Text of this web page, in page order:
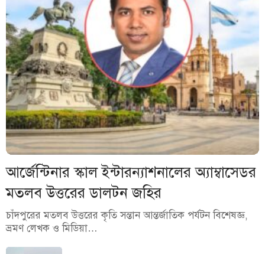
আর্জেন্টিনার স্কাল ইন্টারন্যাশনালের অ্যাম্বাসেডর
মতলব উত্তরের ডালটন জহির
চাঁদপুরের মতলব উত্তরের কৃতি সন্তান আন্তর্জাতিক পর্যটন বিশেষজ্ঞ,
ভ্রমণ লেখক ও মিডিয়া…